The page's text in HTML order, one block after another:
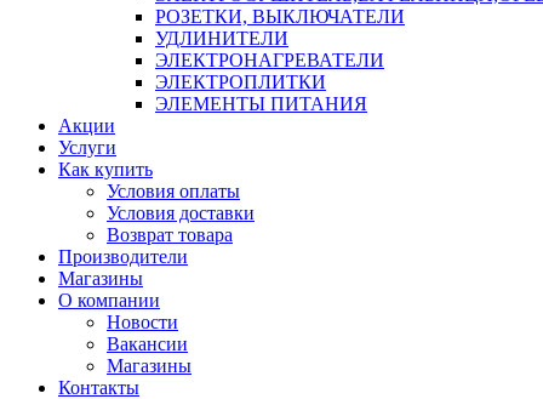
РОЗЕТКИ, ВЫКЛЮЧАТЕЛИ
УДЛИНИТЕЛИ
ЭЛЕКТРОНАГРЕВАТЕЛИ
ЭЛЕКТРОПЛИТКИ
ЭЛЕМЕНТЫ ПИТАНИЯ
Акции
Услуги
Как купить
Условия оплаты
Условия доставки
Возврат товара
Производители
Магазины
О компании
Новости
Вакансии
Магазины
Контакты